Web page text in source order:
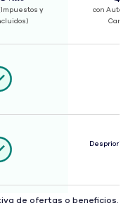
y
con Auto
additional information
additional information
de ofertas o beneficios.